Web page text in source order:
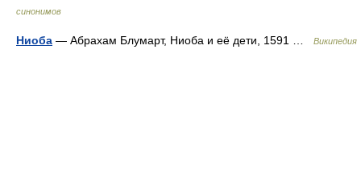
синонимов
Ниоба — Абрахам Блумарт, Ниоба и её дети, 1591 … Википедия